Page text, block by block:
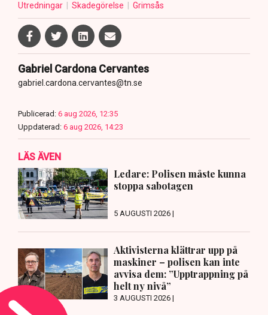
Utredningar
Skadegörelse Grimsås
Gabriel Cardona Cervantes
gabriel.cardona.cervantes@tn.se
Publicerad: 6 aug 2026, 12:35
Uppdaterad: 6 aug 2026, 14:23
LÄS ÄVEN
Ledare: Polisen måste kunna
stoppa sabotagen
5 AUGUSTI 2026 |
Aktivisterna klättrar upp på
maskiner – polisen kan inte
avvisa dem: ”Upptrappning på
helt ny nivå”
3 AUGUSTI 2026 |